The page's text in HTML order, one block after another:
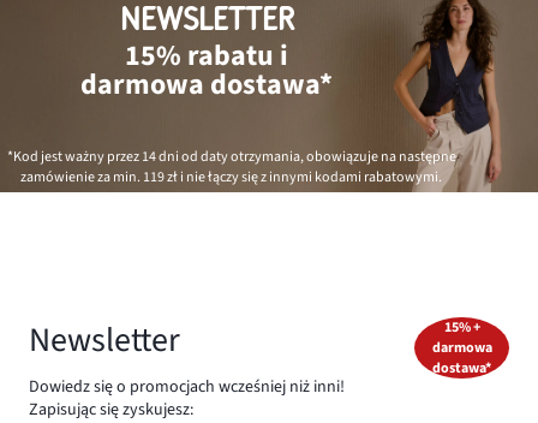
NEWSLETTER
15% rabatu i
darmowa dostawa*
*Kod jest ważny przez 14 dni od daty otrzymania, obowiązuje na następne
zamówienie za min. 119 złi nie łączy się z innymi kodami rabatowymi.
Newsletter
Dowiedz się o promocjach wcześniej niż inni!
Zapisując się zyskujesz:
15% +
darmowa
dostawa*